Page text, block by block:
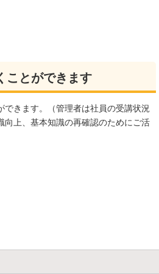
ことができます
きます。（管理者は社員の受講状況
上、基本知識の再確認のためにご活